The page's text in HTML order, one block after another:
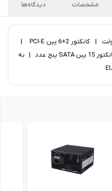
مشخصات دیدگاه‌ها
پاور غیر ماژولار | تعداد ریل 12 ولت | کانکتور 2+6 پین PCI-E |
چهار عدد قابلیت Active PFC | کانکتور 15 پین SATA پنج عدد | به